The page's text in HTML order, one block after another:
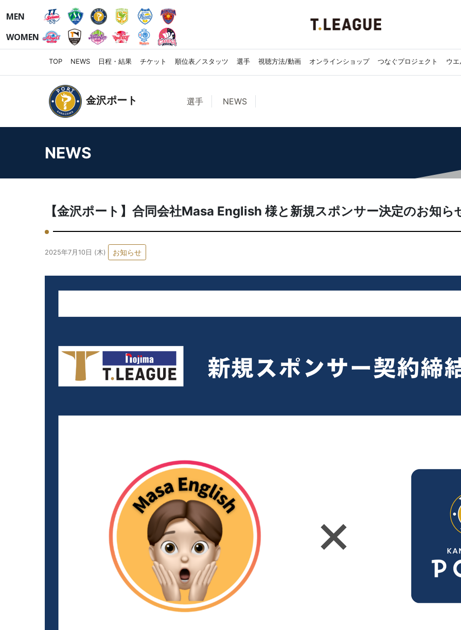
MEN
WOMEN
TOP NEWS 日程・結果 チケット 順位表／スタッツ 選手 視聴方法/動画 オンラインショップ つなぐプロジェクト ウ
金沢ポート 選手 NEWS
NEWS
【金沢ポート】合同会社Masa English 様と新規スポンサー決定のお知ら
2025年7月10日 (木) お知らせ